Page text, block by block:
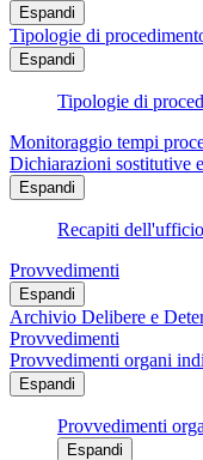
Espandi
Tipologie di
Espandi
Tipologie di
Monitoraggio tempi
Dichiarazioni sostitutive
Espandi
Recapiti
Provvedimenti
Espandi
Archivio Delibere e
Provvedimenti
Provvedimenti organi
Espandi
Provvedimenti
Espandi